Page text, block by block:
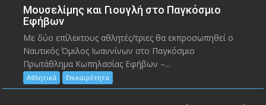
Μουσελίμης και Γιουγλή στο Παγκόσμιο
Εφήβων
Mε δύο επίλεκτους αθλητές/τριες θα εκπροσωπηθεί ο
Ναυτικός Όμιλος Ιωαννίνων στο Παγκόσμιο
Πρωτάθλημα Κωπηλασίας Εφήβων –...
Αθλητικά Επικαιρότητα